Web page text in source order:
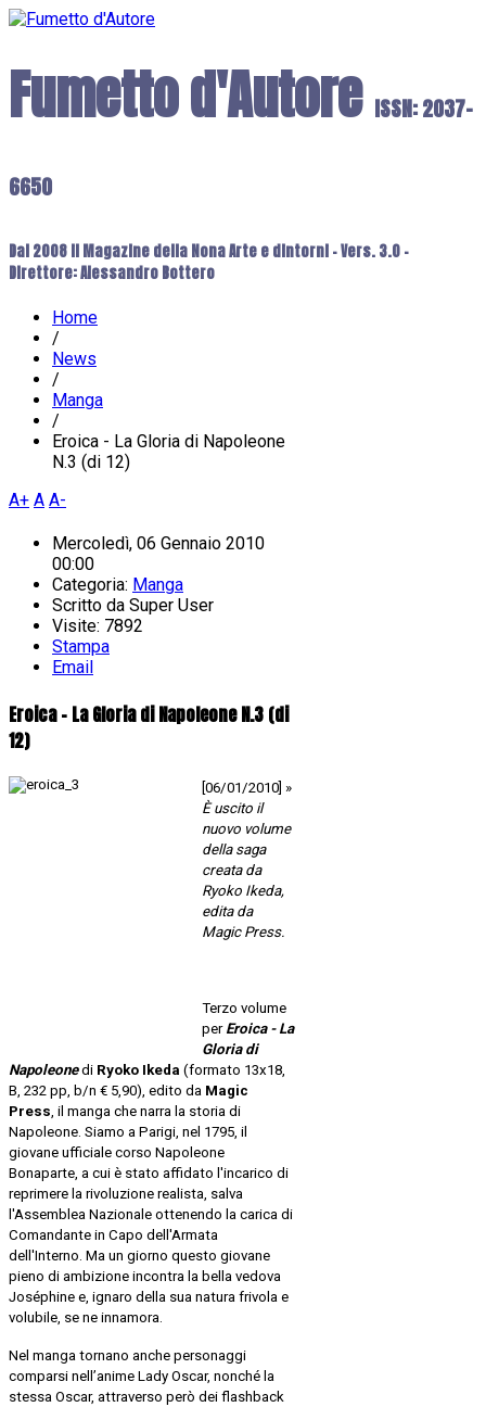
Fumetto d'Autore ISSN: 2037-
6650
Dal 2008 il Magazine della Nona Arte e dintorni - Vers. 3.0 -
Direttore: Alessandro Bottero
Home
/
News
/
Manga
/
Eroica - La Gloria di Napoleone
N.3 (di 12)
A+ A A-
Mercoledì, 06 Gennaio 2010
00:00
Categoria: Manga
Scritto da Super User
Visite: 7892
Stampa
Email
Eroica - La Gloria di Napoleone N.3 (di
12)
[06/01/2010] »
È uscito il
nuovo volume
della saga
creata da
Ryoko Ikeda,
edita da
Magic Press.
Terzo volume
per Eroica - La
Gloria di
Napoleone di Ryoko Ikeda (formato 13x18,
B, 232 pp, b/n € 5,90), edito da Magic
Press , il manga che narra la storia di
Napoleone. Siamo a Parigi, nel 1795, il
giovane ufficiale corso Napoleone
Bonaparte, a cui è stato affidato l'incarico di
reprimere la rivoluzione realista, salva
l'Assemblea Nazionale ottenendo la carica di
Comandante in Capo dell'Armata
dell'Interno. Ma un giorno questo giovane
pieno di ambizione incontra la bella vedova
Joséphine e, ignaro della sua natura frivola e
volubile, se ne innamora.
Nel manga tornano anche personaggi
comparsi nell’anime Lady Oscar, nonché la
stessa Oscar, attraverso però dei flashback